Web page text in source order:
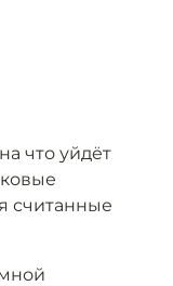
что уйдёт
считанные